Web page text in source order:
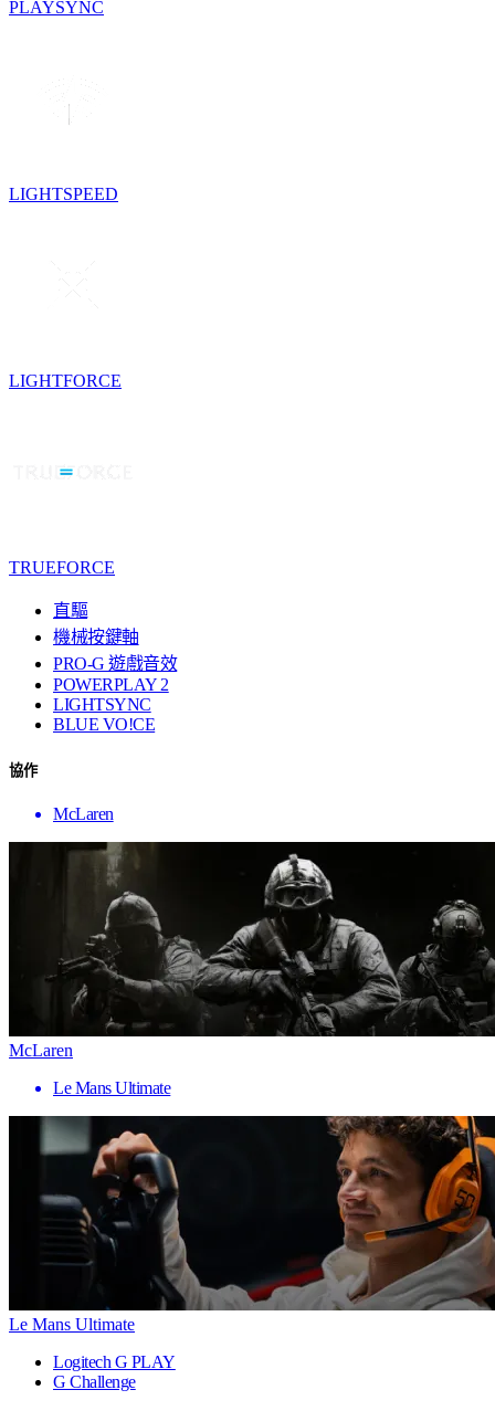
PLAYSYNC
LIGHTSPEED
LIGHTFORCE
TRUEFORCE
直驅
機械按鍵軸
PRO-G 遊戲音效
POWERPLAY 2
LIGHTSYNC
BLUE VO!CE
協作
McLaren
McLaren
Le Mans Ultimate
Le Mans Ultimate
Logitech G PLAY
G Challenge